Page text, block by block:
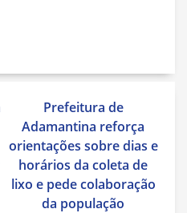
Prefeitura de
Adamantina reforça
orientações sobre dias e
horários da coleta de
lixo e pede colaboração
da população